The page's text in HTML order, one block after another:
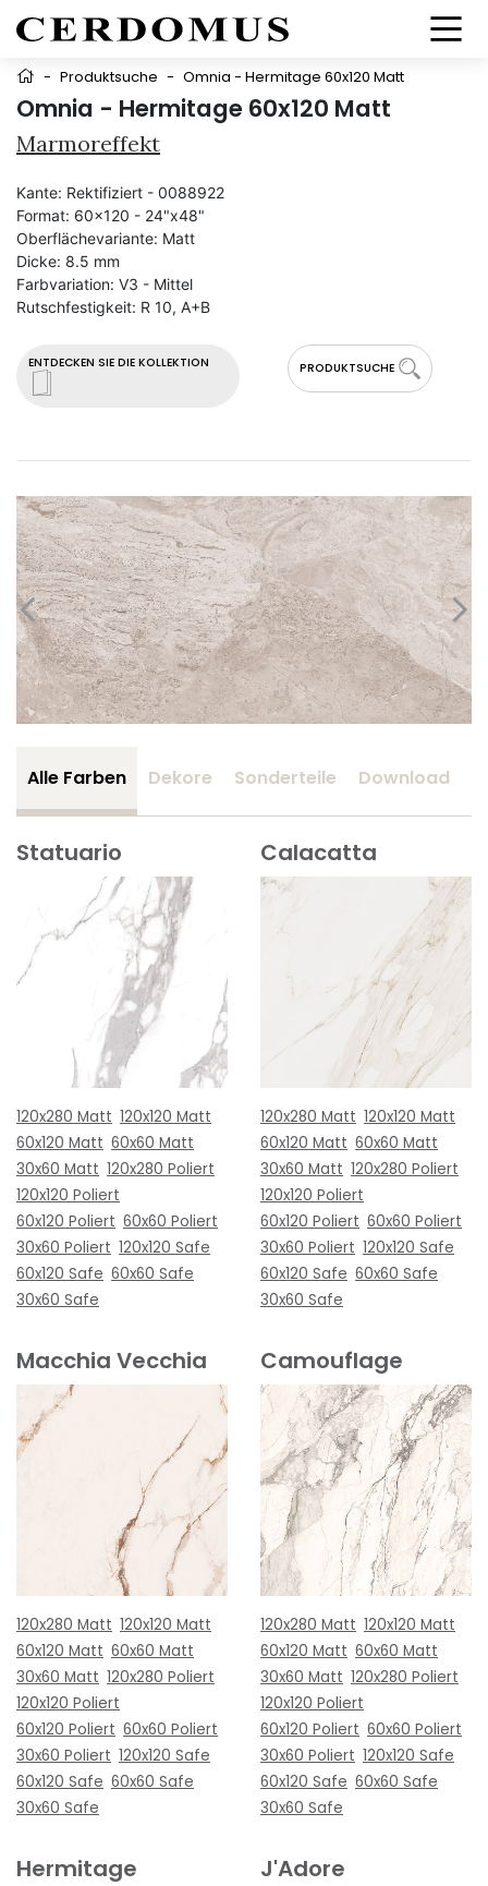
- Produktsuche - Omnia - Hermitage 60x120 Matt
Omnia - Hermitage 60x120 Matt
Marmoreffekt
ENTDECKEN SIE DIE KOLLEKTION PRODUKTSUCHE
Kante: Rektifiziert - 0088922
Format: 60x120 - 24"x48"
Oberflächevariante: Matt
Dicke: 8.5 mm
Farbvariation: V3 - Mittel
Rutschfestigkeit: R 10, A+B
Alle Farben Dekore Sonderteile Download
Statuario
120x280 Matt 120x120 Matt
60x120 Matt 60x60 Matt
30x60 Matt 120x280 Poliert
120x120 Poliert
60x120 Poliert 60x60 Poliert
30x60 Poliert 120x120 Safe
60x120 Safe 60x60 Safe
30x60 Safe
Calacatta
120x280 Matt 120x120 Matt
60x120 Matt 60x60 Matt
30x60 Matt 120x280 Poliert
120x120 Poliert
60x120 Poliert 60x60 Poliert
30x60 Poliert 120x120 Safe
60x120 Safe 60x60 Safe
30x60 Safe
Macchia Vecchia
120x280 Matt 120x120 Matt
60x120 Matt 60x60 Matt
30x60 Matt 120x280 Poliert
120x120 Poliert
60x120 Poliert 60x60 Poliert
30x60 Poliert 120x120 Safe
60x120 Safe 60x60 Safe
30x60 Safe
Camouflage
120x280 Matt 120x120 Matt
60x120 Matt 60x60 Matt
30x60 Matt 120x280 Poliert
120x120 Poliert
60x120 Poliert 60x60 Poliert
30x60 Poliert 120x120 Safe
60x120 Safe 60x60 Safe
30x60 Safe
Hermitage J'Adore